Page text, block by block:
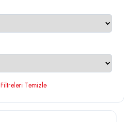
Filtreleri Temizle